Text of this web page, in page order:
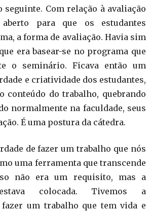
Com relação à avaliação
para que os estudantes
a forma de avaliação. Havia sim
era basear-se no programa que
o seminário. Ficava então um
e criatividade dos estudantes,
conteúdo do trabalho, quebrando
normalmente na faculdade, seus
É uma postura da cátedra.
de fazer um trabalho que nós
uma ferramenta que transcende
não era um requisito, mas a
colocada. Tivemos a
um trabalho que tem vida e